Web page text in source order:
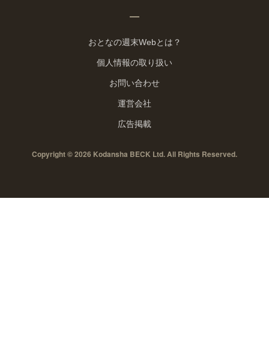
おとなの週末Webとは？
個人情報の取り扱い
お問い合わせ
運営会社
広告掲載
Copyright © 2026 Kodansha BECK Ltd. All Rights Reserved.